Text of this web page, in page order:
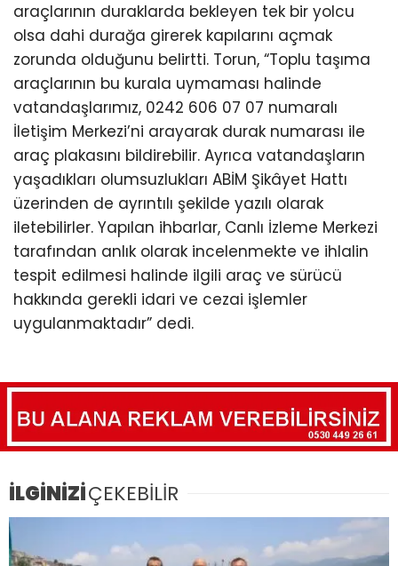
araçlarının duraklarda bekleyen tek bir yolcu
olsa dahi durağa girerek kapılarını açmak
zorunda olduğunu belirtti. Torun, “Toplu taşıma
araçlarının bu kurala uymaması halinde
vatandaşlarımız, 0242 606 07 07 numaralı
İletişim Merkezi’ni arayarak durak numarası ile
araç plakasını bildirebilir. Ayrıca vatandaşların
yaşadıkları olumsuzlukları ABİM Şikâyet Hattı
üzerinden de ayrıntılı şekilde yazılı olarak
iletebilirler. Yapılan ihbarlar, Canlı İzleme Merkezi
tarafından anlık olarak incelenmekte ve ihlalin
tespit edilmesi halinde ilgili araç ve sürücü
hakkında gerekli idari ve cezai işlemler
uygulanmaktadır” dedi.
İLGİNİZİÇEKEBİLİR